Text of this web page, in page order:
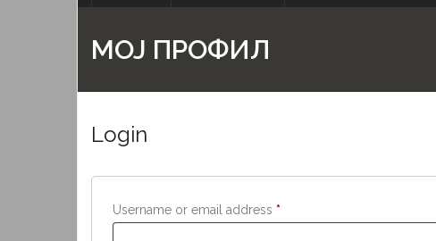
МОЈ ПРОФИЛ
Login
Username or email address *